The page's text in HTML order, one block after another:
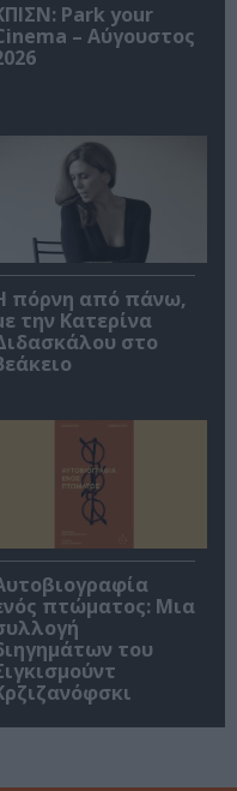
Park your
– Αύγουστος
πόρνη από πάνω,
την Κατερίνα
στο
πτώματος: Μια
του